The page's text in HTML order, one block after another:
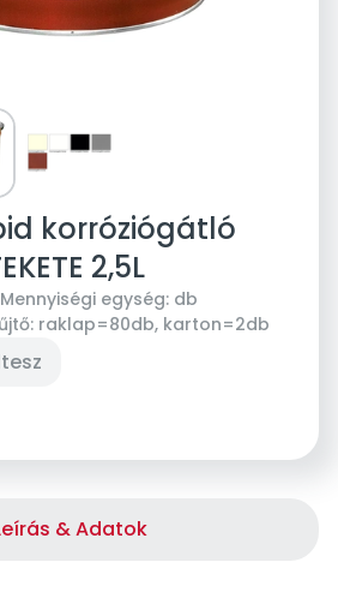
korróziógátló
2,5L
Mennyiségi egység: db
raklap=80db, karton=2db
& Adatok